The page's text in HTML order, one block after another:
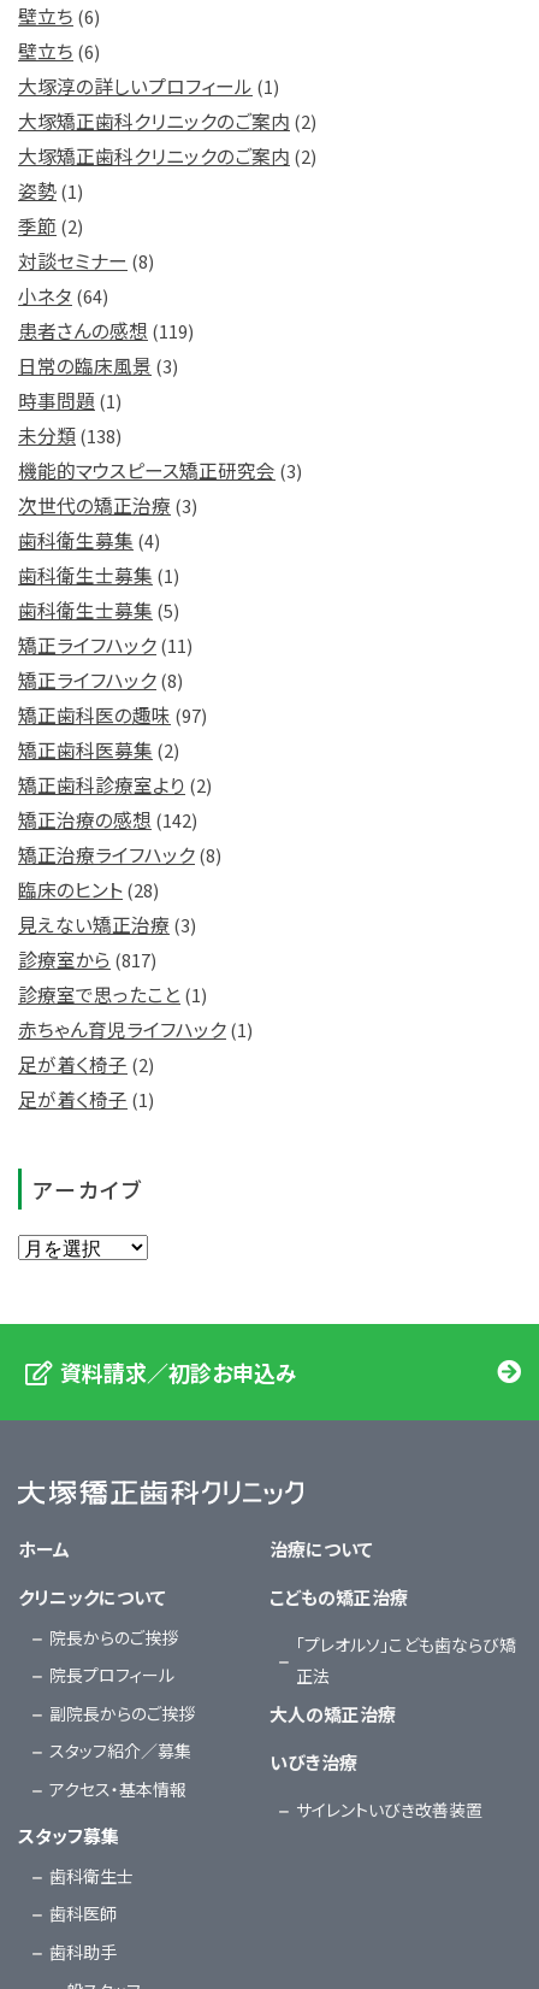
壁立ち (6)
壁立ち (6)
大塚淳の詳しいプロフィール (1)
大塚矯正歯科クリニックのご案内 (2)
大塚矯正歯科クリニックのご案内 (2)
姿勢(1)
季節 (2)
対談セミナー (8)
小ネタ (64)
患者さんの感想 (119)
日常の臨床風景 (3)
時事問題 (1)
未分類(138)
機能的マウスピース矯正研究会 (3)
次世代の矯正治療 (3)
歯科衛生募集 (4)
歯科衛生士募集 (1)
歯科衛生士募集 (5)
矯正ライフハック(11)
矯正ライフハック(8)
矯正歯科医の趣味 (97)
矯正歯科医募集 (2)
矯正歯科診療室より (2)
矯正治療の感想 (142)
矯正治療ライフハック(8)
臨床のヒント(28)
見えない矯正治療 (3)
診療室から (817)
診療室で思ったこと (1)
赤ちゃん育児ライフハック(1)
足が着く椅子 (2)
足が着く椅子 (1)
アーカイブ
資料請求／初診お申込み
ホーム
クリニックについて
院長からのご挨拶
院長プロフィール
副院長からのご挨拶
スタッフ紹介／募集
アクセス・基本情報
スタッフ募集
歯科衛生士
歯科医師
歯科助手
治療について
こどもの矯正治療
「プレオルソ」こども歯ならび矯
正法
大人の矯正治療
いびき治療
サイレントいびき改善装置